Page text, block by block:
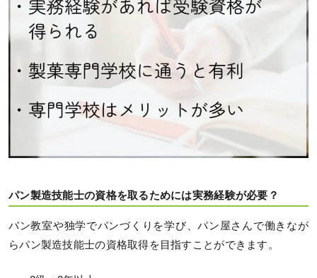
パン製造技能士の資格を取るためには実務経験が必要？
パン教室や独学でパンづくりを学び、パン屋さんで働きなが
らパン製造技能士の資格取得を目指すことができます。